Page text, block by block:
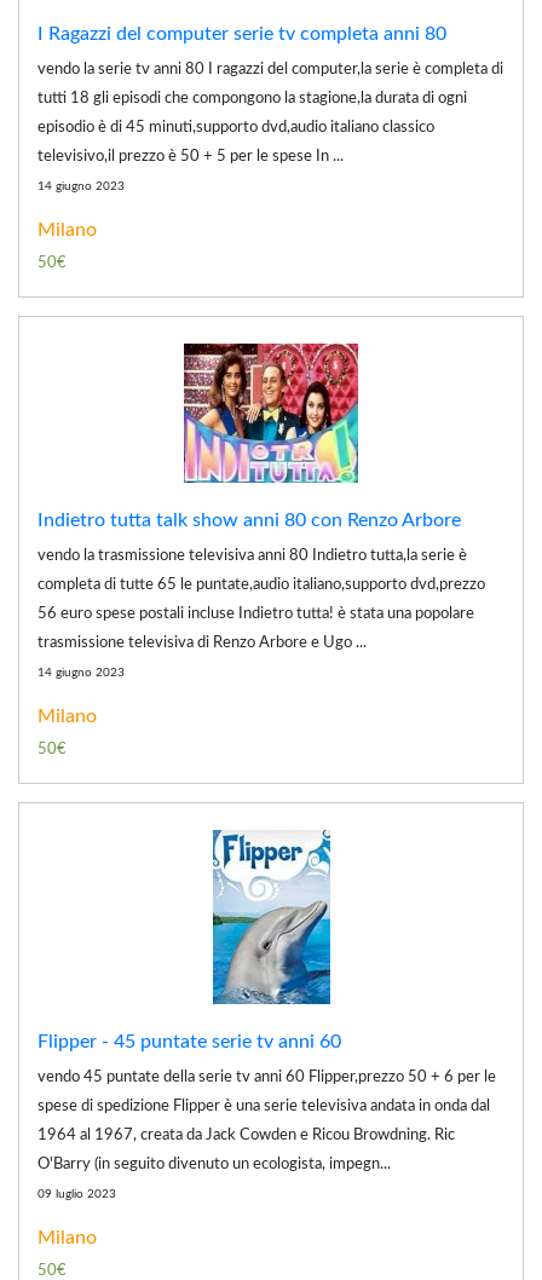
I Ragazzi del computer serie tv completa anni 80
vendo la serie tv anni 80 I ragazzi del computer,la serie è completa di
tutti 18 gli episodi che compongono la stagione,la durata di ogni
episodio è di 45 minuti,supporto dvd,audio italiano classico
televisivo,il prezzo è 50 + 5 per le spese In ...
14 giugno 2023
Milano
50€
Indietro tutta talk show anni 80 con Renzo Arbore
vendo la trasmissione televisiva anni 80 Indietro tutta,la serie è
completa di tutte 65 le puntate,audio italiano,supporto dvd,prezzo
56 euro spese postali incluse Indietro tutta! è stata una popolare
trasmissione televisiva di Renzo Arbore e Ugo ...
14 giugno 2023
Milano
50€
Flipper - 45 puntate serie tv anni 60
vendo 45 puntate della serie tv anni 60 Flipper,prezzo 50 + 6 per le
spese di spedizione Flipper è una serie televisiva andata in onda dal
1964 al 1967, creata da Jack Cowden e Ricou Browdning. Ric
O'Barry (in seguito divenuto un ecologista, impegn...
09 luglio 2023
Milano
50€